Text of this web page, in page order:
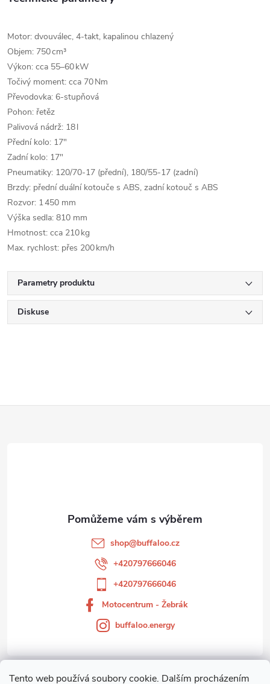
Tento web používá soubory cookie. Dalším procházením
Motor: dvouválec, 4-takt, kapalinou chlazený
Objem: 750 cm³
Výkon: cca 55–60 kW
Točivý moment: cca 70 Nm
Převodovka: 6-stupňová
Pohon: řetěz
Palivová nádrž: 18 l
Přední kolo: 17″
Zadní kolo: 17″
Pneumatiky: 120/70-17 (přední), 180/55-17 (zadní)
Brzdy: přední duální kotouče s ABS, zadní kotouč s ABS
Rozvor: 1 450 mm
Výška sedla: 810 mm
Hmotnost: cca 210 kg
Max. rychlost: přes 200 km/h
Parametry produktu
Diskuse
Zákaznický servis
shop@buffaloo.cz
+420797666046
+420797666046
Motocentrum - Žebrák
buffaloo.energy